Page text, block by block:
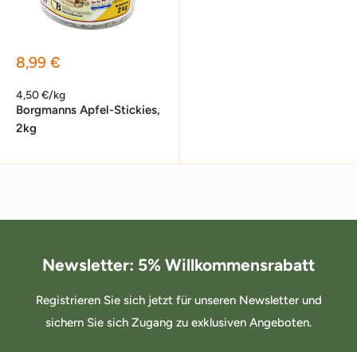
Sonderpreis
8,99 €
4,50 €/kg
Borgmanns Apfel-Stickies,
2kg
Newsletter: 5% Willkommensrabatt
Registrieren Sie sich jetzt für unseren Newsletter und
sichern Sie sich Zugang zu exklusiven Angeboten.